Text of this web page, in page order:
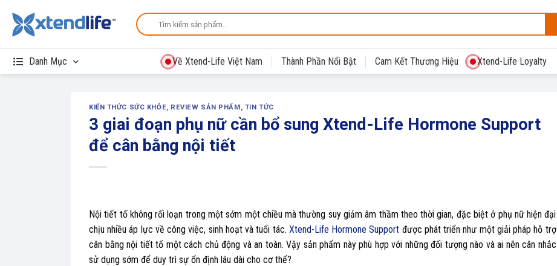
content
Danh Mục Về Xtend-Life Việt Nam Thành Phần Nổi Bật Cam Kết Thương Hiệu Xtend-Life Loyalty
KIẾN THỨC SỨC KHỎE, REVIEW SẢN PHẨM, TIN TỨC
3 giai đoạn phụ nữ cần bổ sung Xtend-Life Hormone Support
để cân bằng nội tiết
Nội tiết tố không rối loạn trong một sớm một chiều mà thường suy giảm âm thầm theo thời gian, đặc biệt ở phụ nữ hiện đại
chịu nhiều áp lực về công việc, sinh hoạt và tuổi tác. Xtend-Life Hormone Support được phát triển như một giải pháp hỗ trợ
cân bằng nội tiết tố một cách chủ động và an toàn. Vậy sản phẩm này phù hợp với những đối tượng nào và ai nên cân nhắc
sử dụng sớm để duy trì sự ổn định lâu dài cho cơ thể?